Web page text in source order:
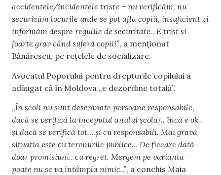
accidentele/incidentele triste – nu verificăm, nu
securizăm locurile unde se pot afla copiii, insuficient zi
informăm despre regulile de securitate.. E trist și
foarte grav când suferă copiii”, a menționat
Bănărescu, pe rețelele de socializare.
Avocatul Poporului pentru drepturile copilului a
adăugat că în Moldova „e dezordine totală”.
„În școli nu sunt desemnate persoane responsabile,
dacă se verifică la începutul anului școlar.. încă e ok..
și dacă se verifică tot… și cu responsabili. Mai gravă
situația este cu terenurile publice… De fiecare dată
doar promisiuni.. cu regret. Mergem pe varianta –
poate nu se va întâmpla nimic..”, a conchis Maia